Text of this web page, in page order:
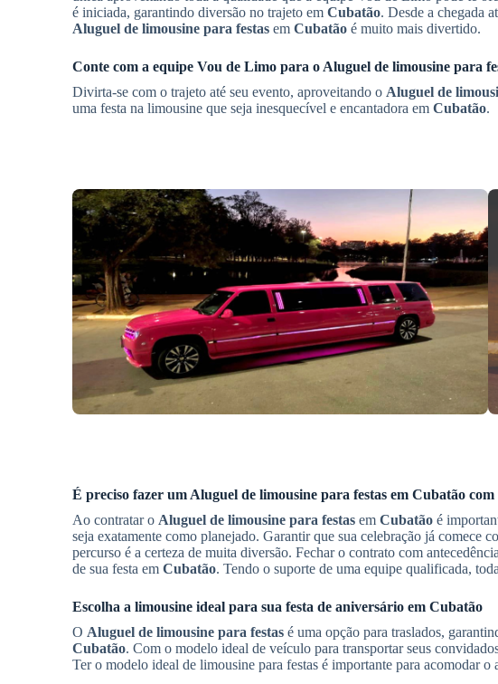
é iniciada, garantindo diversão no trajeto em Cubatão. Desde a chegada
Aluguel de limousine para festas em Cubatão é muito mais divertido.
Conte com a equipe Vou de Limo para o Aluguel de limousine para
Divirta-se com o trajeto até seu evento, aproveitando o Aluguel de
uma festa na limousine que seja inesquecível e encantadora em Cubatão.
É preciso fazer um Aluguel de limousine para festas em Cubatão com
Ao contratar o Aluguel de limousine para festas em Cubatão é
seja exatamente como planejado. Garantir que sua celebração já comece
percurso é a certeza de muita diversão. Fechar o contrato com
de sua festa em Cubatão. Tendo o suporte de uma equipe qualificada,
Escolha a limousine ideal para sua festa de aniversário em Cubatão
O Aluguel de limousine para festas é uma opção para traslados,
Cubatão. Com o modelo ideal de veículo para transportar seus
Ter o modelo ideal de limousine para festas é importante para acomodar